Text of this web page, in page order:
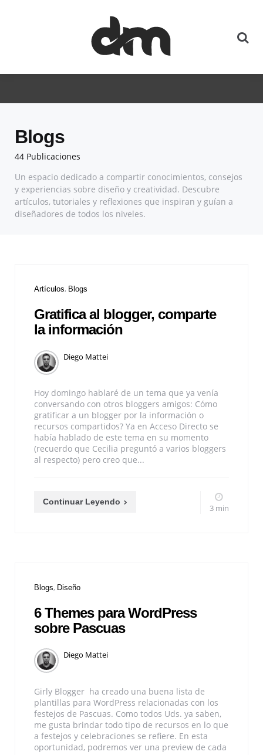
44 Publicaciones
Blogs
Un espacio dedicado a compartir conocimientos, consejos
y experiencias sobre diseño y creatividad. Descubre
artículos, tutoriales y reflexiones que inspiran y guían a
diseñadores de todos los niveles.
Artículos Blogs
Gratifica al blogger, comparte
la información
Diego Mattei
Hoy domingo hablaré de un tema que ya venía
conversando con otros bloggers amigos: Cómo
gratificar a un blogger por la información o
recursos compartidos? Ya en Acceso Directo se
había hablado de este tema en su momento
(recuerdo que Cecilia preguntó a varios bloggers
al respecto) pero creo que...
Continuar Leyendo
3 min
Blogs Diseño
6 Themes para WordPress
sobre Pascuas
Diego Mattei
Girly Blogger ha creado una buena lista de
plantillas para WordPress relacionadas con los
festejos de Pascuas. Como todos Uds. ya saben,
me gusta brindar todo tipo de recursos en lo que
a festejos y celebraciones se refiere. En esta
oportunidad, podremos ver una preview de cada